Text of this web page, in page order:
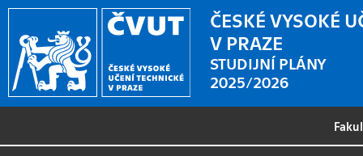
ČESKÉ VYSOKÉ
V PRAZE
STUDIJNÍ PLÁNY
2025/2026